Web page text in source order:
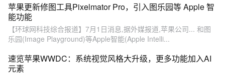
苹果更新修图工具Pixelmator Pro，引入图乐园等 Apple 智
能功能
【环球网科技综合报道】7月1日消息,据外媒报道,苹果公司... 和图
乐园(Image Playground)等Apple智能(Apple Intelli...
速览苹果WWDC：系统视觉风格大升级，更多功能加入AI
元素